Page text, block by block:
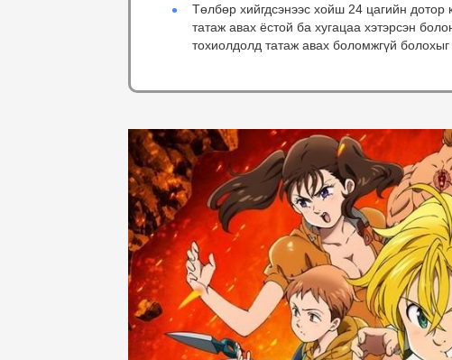
Төлбөр хийгдсэнээс хойш 24 цагийн
татаж авах ёстой ба хугацаа хэтэрсэн
тохиолдолд татаж авах боломжгүй болохыг